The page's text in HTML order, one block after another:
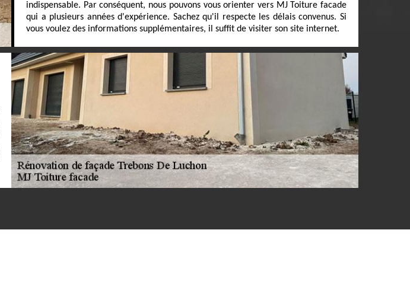
indispensable. Par conséquent, nous pouvons vous orienter vers MJ Toiture facade
qui a plusieurs années d'expérience. Sachez qu'il respecte les délais convenus. Si
vous voulez des informations supplémentaires, il suffit de visiter son site internet.